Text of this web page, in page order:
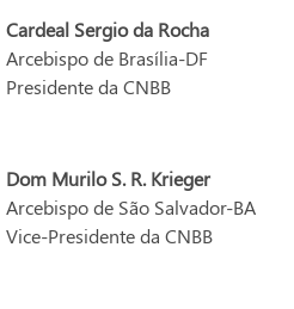
Cardeal Sergio da Rocha
Arcebispo de Brasília-DF
Presidente da CNBB
Dom Murilo S. R. Krieger
Arcebispo de São Salvador-BA
Vice-Presidente da CNBB